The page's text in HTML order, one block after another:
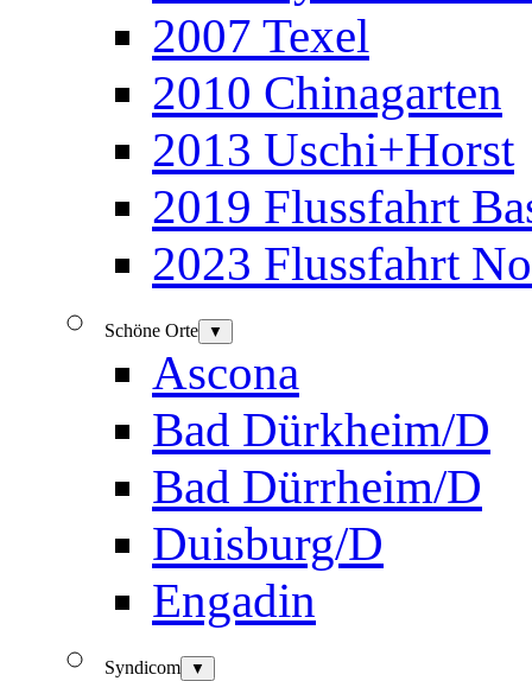
2007 Texel
2010 Chinagarten
2013 Uschi+Horst
2019 Flussfahrt
2023 Flussfahrt
Schöne Orte ▼
Ascona
Bad Dürkheim/D
Bad Dürrheim/D
Duisburg/D
Engadin
Syndicom ▼